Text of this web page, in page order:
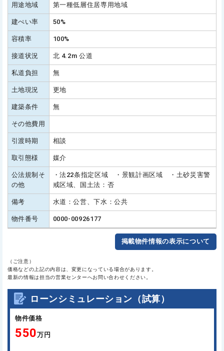
用途地域 第一種低層住居専用地域
建ぺい率 50%
容積率 100%
接道状況 北 4.2m 公道
私道負担 無
土地現況 更地
建築条件 無
その他費用
引渡時期 相談
取引態様 媒介
公法規制そ
の他
・法22条指定区域 ・景観計画区域 ・土砂災害警
戒区域、国土法：否
備考 水道：公営、下水：公共
物件番号 0000-00926177
掲載物件情報の表示について
（ご注意）
価格などの上記の内容は、変更になっている場合があります。
最新の情報は担当の営業センターへお問い合わせください。
ローンシミュレーション（試算）
物件価格
550万円